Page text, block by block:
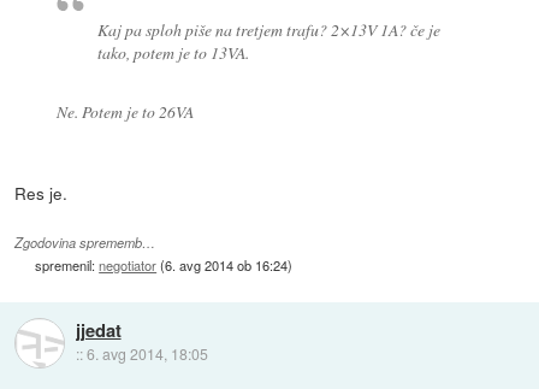
Kaj pa sploh piše na tretjem trafu? 2×13V 1A? če je
tako, potem je to 13VA.
Ne. Potem je to 26VA
Res je.
Zgodovina sprememb…
spremenil:negotiator(6. avg 2014 ob 16:24)
jjedat
::6. avg 2014, 18:05